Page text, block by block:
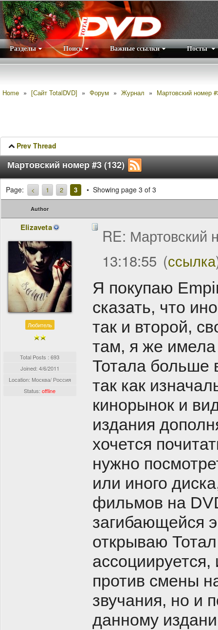
Разделы Поиск Важные ссылки Посты
Home » [Сайт TotalDVD] » Форум » Журнал » Мартовский номер
Prev Thread
Мартовский номер #3 (132)
Page: < 1 2 3 Showing page 3 of 3
Author
Elizaveta
Любитель
Total Posts : 693
Joined: 4/6/2011
Location: Москва/ Россия
Status:offline
RE: Мартовский
13:18:55 (ссылка
Я покупаю
сказать, что
так и второй,
там, я же имела
Тотала больше
так как
кинорынок и
издания
хочется
нужно
или иного
фильмов на
загибающейся
открываю
против смены
звучания, но и
данному